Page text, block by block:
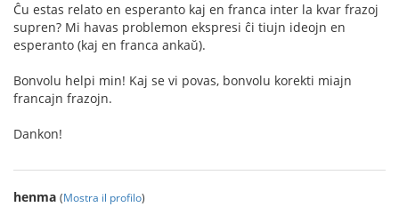
Ĉu estas relato en esperanto kaj en franca inter la kvar frazoj
supren? Mi havas problemon ekspresi ĉi tiujn ideojn en
esperanto (kaj en franca ankaŭ).
Bonvolu helpi min! Kaj se vi povas, bonvolu korekti miajn
francajn frazojn.
Dankon!
henma (Mostra il profilo)